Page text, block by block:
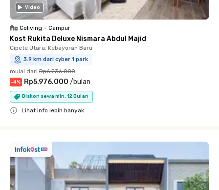
Video
Coliving • Campur
Kost Rukita Deluxe Nismara Abdul Majid
Cipete Utara, Kebayoran Baru
3.9 km dari cyber 1 park
mulai dari Rp6.236.000
-4% Rp5.976.000 /bulan
Diskon sewa min. 12 Bulan
Lihat info lebih banyak